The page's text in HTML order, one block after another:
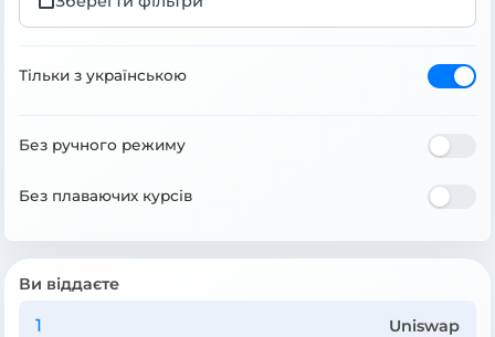
Тільки з українською
Без ручного режиму
Без плаваючих курсів
Ви віддаєте
Uniswap